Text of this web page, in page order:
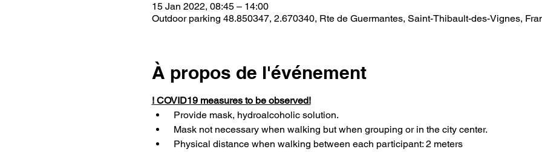
15 Jan 2022, 08:45 – 14:00
Outdoor parking 48.850347, 2.670340, Rte de Guermantes, Saint-Thibault-des-Vignes,
À propos de l'événement
! COVID19 measures to be observed!
Provide mask, hydroalcoholic solution.
Mask not necessary when walking but when grouping or in the city center.
Physical distance when walking between each participant: 2 meters